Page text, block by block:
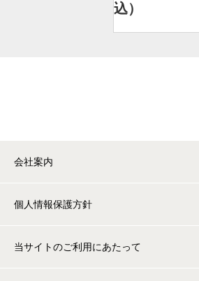
込）
会社案内
個人情報保護方針
当サイトのご利用にあたって